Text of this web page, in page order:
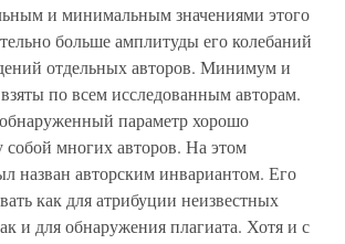
и минимальным значениями этого
больше амплитуды его колебаний
отдельных авторов. Минимум и
по всем исследованным авторам.
параметр хорошо
собой многих авторов. На этом
назван авторским инвариантом. Его
как для атрибуции неизвестных
и для обнаружения плагиата. Хотя и с